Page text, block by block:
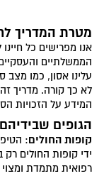
מטרת המדריך
אנו מפרישים כל
הממשלתיים
עלינו אסון, כמו מצב
לא כך קורה. מדריך
המידע על הזכויות
הגופים
קופות החולים:
ידי קופות החולים
רפואית מתמדת ומצוי